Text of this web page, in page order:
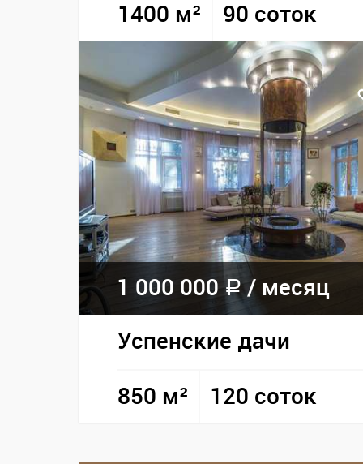
1400 м² 90 соток
1 000 000a / месяц
Успенские дачи
850 м² 120 соток